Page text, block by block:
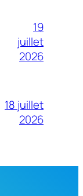
19
juillet
2026
18 juillet
2026